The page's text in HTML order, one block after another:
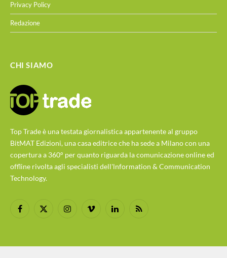
Privacy Policy
Redazione
CHI SIAMO
Top Trade è una testata giornalistica appartenente al gruppo
BitMAT Edizioni, una casa editrice che ha sede a Milano con una
copertura a 360° per quanto riguarda la comunicazione online ed
offline rivolta agli specialisti dell'lnformation & Communication
Technology.
Facebook
X
InstagramVimeo LinkedInRSS